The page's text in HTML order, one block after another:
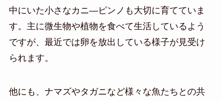
中にいた小さなカニ—ピンノも大切に育てていま
す。主に微生物や植物を食べて生活しているよう
ですが、最近では卵を放出している様子が見受け
られます。
他にも、ナマズやタガニなど様々な魚たちとの共